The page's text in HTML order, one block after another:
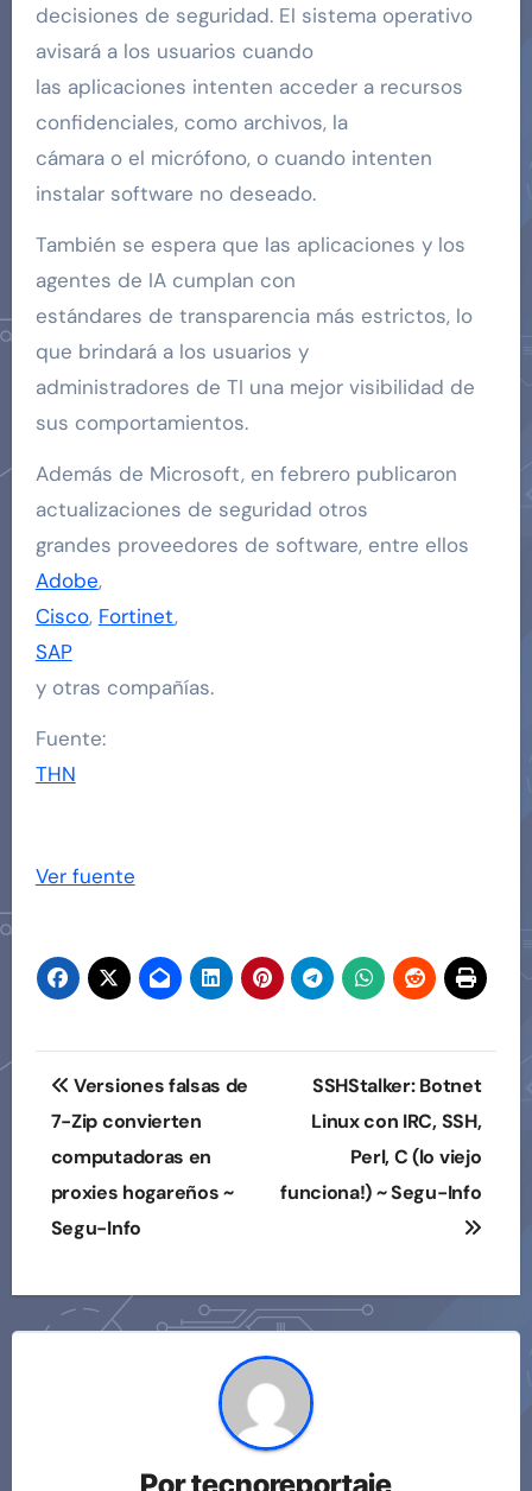
decisiones de seguridad. El sistema operativo
avisará a los usuarios cuando
las aplicaciones intenten acceder a recursos
confidenciales, como archivos, la
cámara o el micrófono, o cuando intenten
instalar software no deseado.
También se espera que las aplicaciones y los
agentes de IA cumplan con
estándares de transparencia más estrictos, lo
que brindará a los usuarios y
administradores de TI una mejor visibilidad de
sus comportamientos.
Además de Microsoft, en febrero publicaron
actualizaciones de seguridad otros
grandes proveedores de software, entre ellos
Adobe,
Cisco, Fortinet,
SAP
y otras compañías.
Fuente:
THN
Ver fuente
Navegación
de
entradas
Versiones falsas de
7-Zip convierten
computadoras en
proxies hogareños ~
Segu-Info
SSHStalker: Botnet
Linux con IRC, SSH,
Perl, C (lo viejo
funciona!) ~ Segu-Info